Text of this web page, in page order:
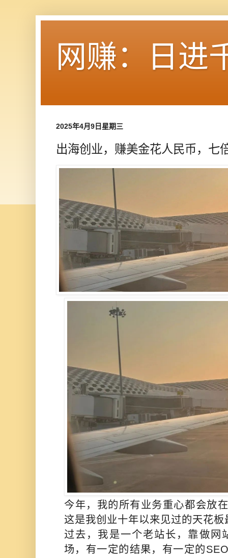
网赚：日进
2025年4月9日星期三
出海创业，赚美金花人民币，七
今年，我的所有业务重心都会放
这是我创业十年以来见过的天花板
过去，我是一个老站长，靠做网
场，有一定的结果，有一定的